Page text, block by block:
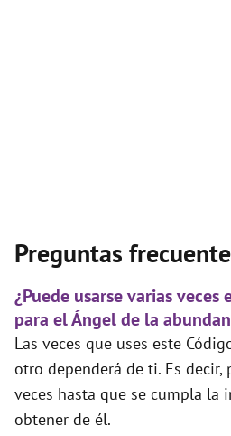
Preguntas
¿Puede usarse varias veces
para el Ángel de la
Las veces que uses este
otro dependerá de ti. Es decir,
veces hasta que se cumpla la
obtener de él.